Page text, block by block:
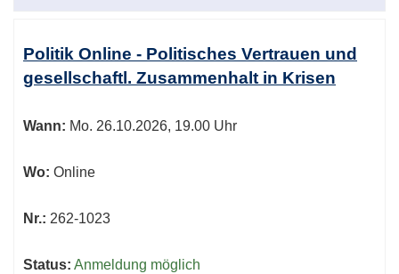
Politik Online - Politisches Vertrauen und
gesellschaftl. Zusammenhalt in Krisen
Wann: Mo. 26.10.2026, 19.00 Uhr
Wo: Online
Nr.: 262-1023
Status: Anmeldung möglich